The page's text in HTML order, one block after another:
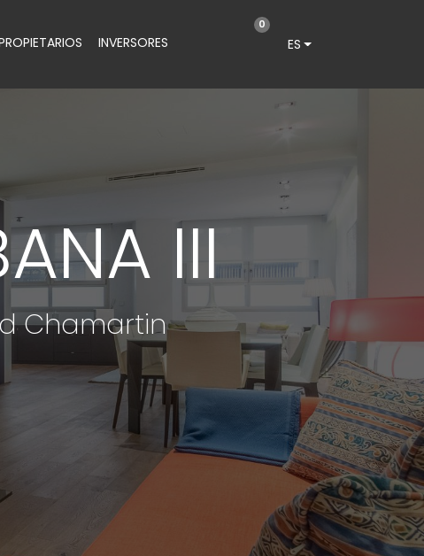
0
ES
INVERSORES
III
Chamartin